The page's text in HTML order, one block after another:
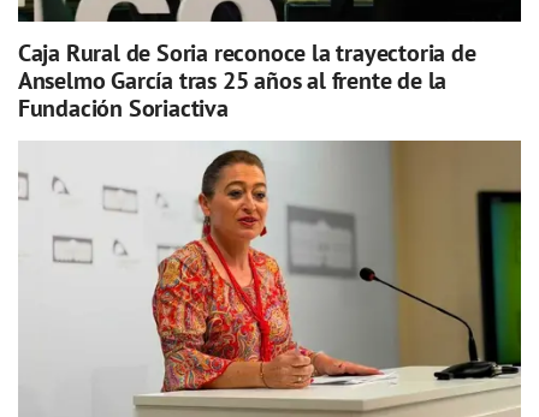
Caja Rural de Soria reconoce la trayectoria de
Anselmo García tras 25 años al frente de la
Fundación Soriactiva